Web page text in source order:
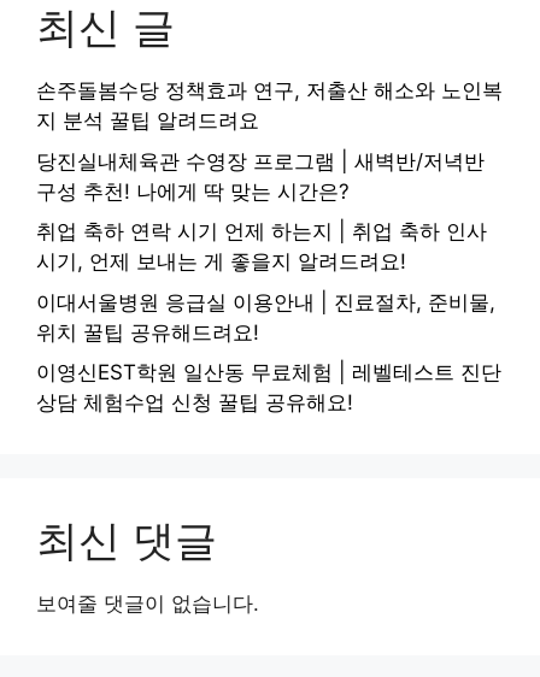
최신 글
손주돌봄수당 정책효과 연구, 저출산 해소와 노인복
지 분석 꿀팁 알려드려요
당진실내체육관 수영장 프로그램 | 새벽반/저녁반
구성 추천! 나에게 딱 맞는 시간은?
취업 축하 연락 시기 언제 하는지 | 취업 축하 인사
시기, 언제 보내는 게 좋을지 알려드려요!
이대서울병원 응급실 이용안내 | 진료절차, 준비물,
위치 꿀팁 공유해드려요!
이영신EST학원 일산동 무료체험 | 레벨테스트 진단
상담 체험수업 신청 꿀팁 공유해요!
최신 댓글
보여줄 댓글이 없습니다.